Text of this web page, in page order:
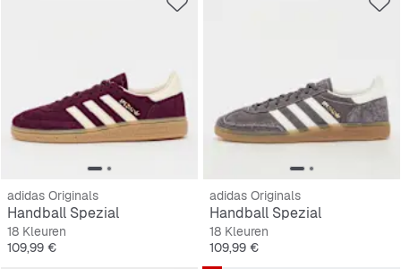
adidas Originals
Handball Spezial
18 Kleuren
Prijs
109,99 €
adidas Originals
Handball Spezial
18 Kleuren
Prijs
109,99 €